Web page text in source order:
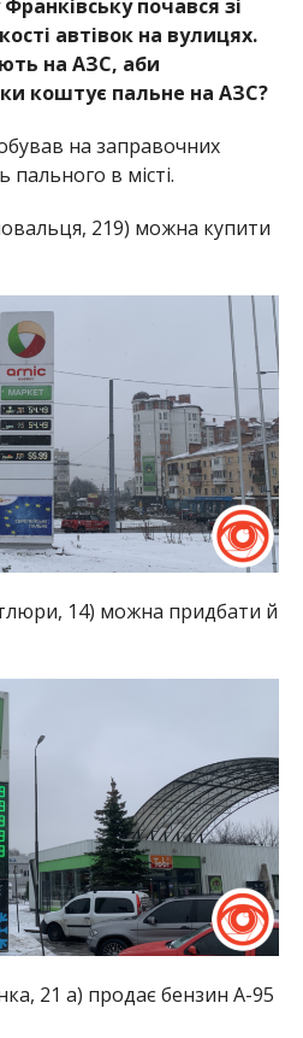
почався зі
автівок на вулицях.
на АЗС, аби
коштує пальне на АЗС?
на заправочних
пального в місті.
219) можна купити
14) можна придбати й
21 а) продає бензин А-95